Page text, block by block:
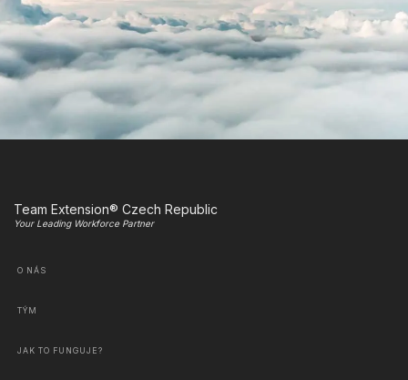
Team Extension® Czech Republic
Your Leading Workforce Partner
O NÁS
TÝM
JAK TO FUNGUJE?